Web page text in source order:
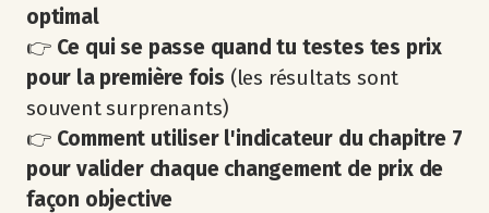
optimal
👉 Ce qui se passe quand tu testes tes prix
pour la première fois (les résultats sont
souvent surprenants)
👉 Comment utiliser l'indicateur du chapitre 7
pour valider chaque changement de prix de
façon objective